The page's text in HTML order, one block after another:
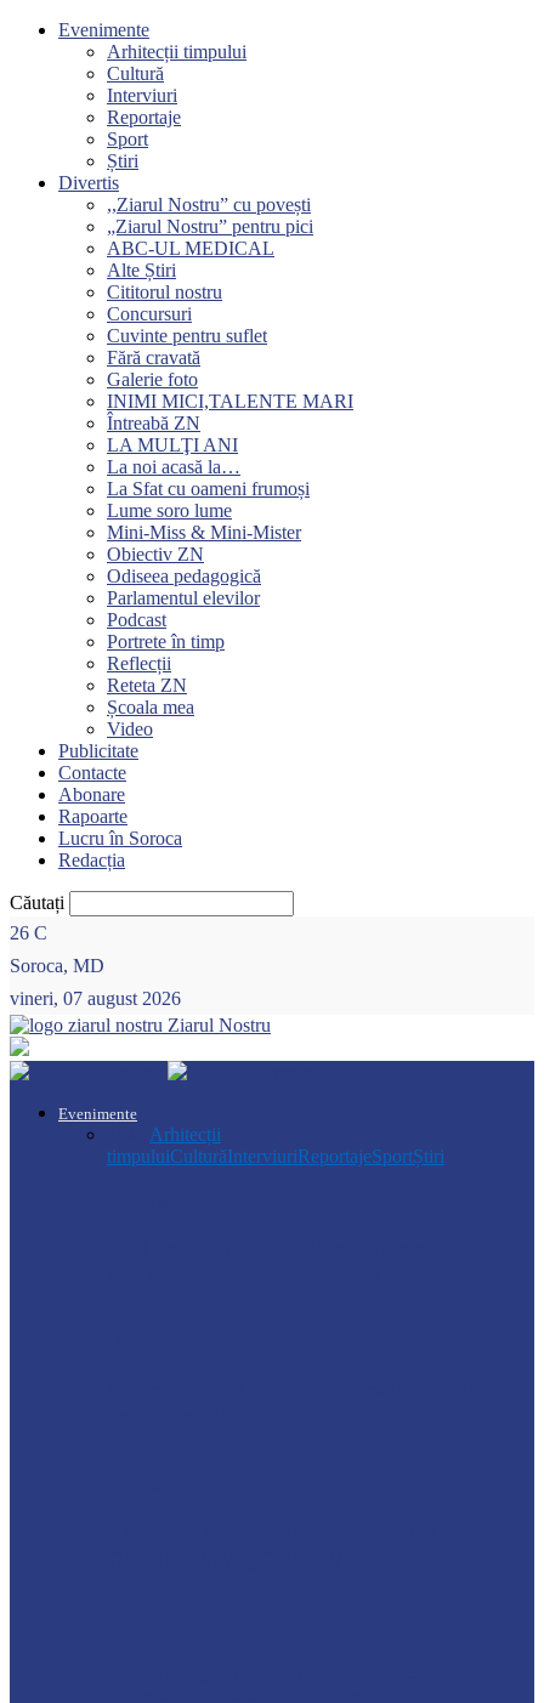
Evenimente
Arhitecții timpului
Cultură
Interviuri
Reportaje
Sport
Știri
Divertis
,,Ziarul Nostru” cu povești
„Ziarul Nostru” pentru pici
ABC-UL MEDICAL
Alte Știri
Cititorul nostru
Concursuri
Cuvinte pentru suflet
Fără cravată
Galerie foto
INIMI MICI,TALENTE MARI
Întreabă ZN
LA MULŢI ANI
La noi acasă la…
La Sfat cu oameni frumoși
Lume soro lume
Mini-Miss & Mini-Mister
Obiectiv ZN
Odiseea pedagogică
Parlamentul elevilor
Podcast
Portrete în timp
Reflecții
Reteta ZN
Școala mea
Video
Publicitate
Contacte
Abonare
Rapoarte
Lucru în Soroca
Redacția
Căutați
26 C
Soroca, MD
vineri, 07 august 2026
Ziarul Nostru
Evenimente
Arhitecții
timpuluiCulturăInterviuriReportajeSportȘtiri